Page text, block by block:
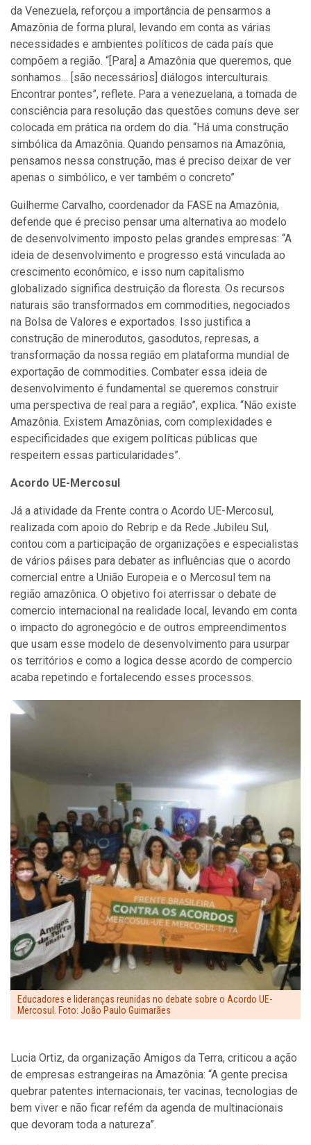
da Venezuela, reforçou a importância de pensarmos a
Amazônia de forma plural, levando em conta as várias
necessidades e ambientes políticos de cada país que
compõem a região. “[Para] a Amazônia que queremos, que
sonhamos… [são necessários] diálogos interculturais.
Encontrar pontes”, reflete. Para a venezuelana, a tomada de
consciência para resolução das questões comuns deve ser
colocada em prática na ordem do dia. “Há uma construção
simbólica da Amazônia. Quando pensamos na Amazônia,
pensamos nessa construção, mas é preciso deixar de ver
apenas o simbólico, e ver também o concreto”
Guilherme Carvalho, coordenador da FASE na Amazônia,
defende que é preciso pensar uma alternativa ao modelo
de desenvolvimento imposto pelas grandes empresas: “A
ideia de desenvolvimento e progresso está vinculada ao
crescimento econômico, e isso num capitalismo
globalizado significa destruição da floresta. Os recursos
naturais são transformados em commodities, negociados
na Bolsa de Valores e exportados. Isso justifica a
construção de minerodutos, gasodutos, represas, a
transformação da nossa região em plataforma mundial de
exportação de commodities. Combater essa ideia de
desenvolvimento é fundamental se queremos construir
uma perspectiva de real para a região”, explica. “Não existe
Amazônia. Existem Amazônias, com complexidades e
especificidades que exigem políticas públicas que
respeitem essas particularidades”.
Acordo UE-Mercosul
Já a atividade da Frente contra o Acordo UE-Mercosul,
realizada com apoio do Rebrip e da Rede Jubileu Sul,
contou com a participação de organizações e especialistas
de vários páises para debater as influências que o acordo
comercial entre a União Europeia e o Mercosul tem na
região amazônica. O objetivo foi aterrissar o debate de
comercio internacional na realidade local, levando em conta
o impacto do agronegócio e de outros empreendimentos
que usam esse modelo de desenvolvimento para usurpar
os territórios e como a logica desse acordo de compercio
acaba repetindo e fortalecendo esses processos.
Educadores e lideranças reunidas no debate sobre o Acordo UE-
Mercosul. Foto: João Paulo Guimarães
Lucia Ortiz, da organização Amigos da Terra, criticou a ação
de empresas estrangeiras na Amazônia: “A gente precisa
quebrar patentes internacionais, ter vacinas, tecnologias de
bem viver e não ficar refém da agenda de multinacionais
que devoram toda a natureza”.